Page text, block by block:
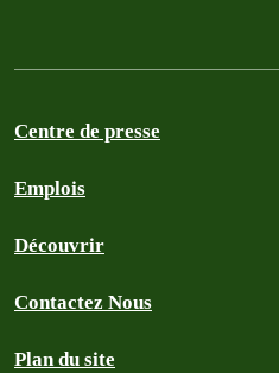
Centre de presse
Emplois
Découvrir
Contactez Nous
Plan du site